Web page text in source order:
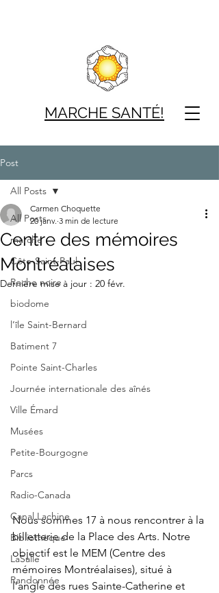
MARCHE SANTÉ!
Post
All Posts
marche
Côte-Saint-Paul
Roche noire
biodome
l’île Saint-Bernard
Batiment 7
Pointe Saint-Charles
Journée internationale des aînés
Ville Émard
Musées
Petite-Bourgogne
Parcs
Radio-Canada
Canal Lachine
Bibliothèque
LaSalle
Randonnée
All Posts
Centre des mémoires
Montréalaises
Carmen Choquette
20 janv. 3 min de lecture
Dernière mise à jour : 20 févr.
Nous sommes 17 à nous rencontrer à la
billetterie de la Place des Arts. Notre
objectif est le MEM (Centre des
mémoires Montréalaises), situé à
l’angle des rues Sainte-Catherine et